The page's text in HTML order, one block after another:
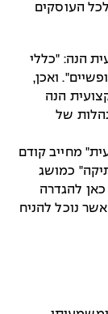
העוסקים
הנה: "כללי
ואכן,
הנה
של
מחייב קודם
כמושג
כאן להגדרה
נוכל להניח